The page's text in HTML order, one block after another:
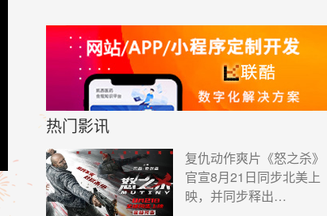
热门影讯
复仇动作爽片《怒之杀》
官宣8月21日同步北美上
映，并同步释出…